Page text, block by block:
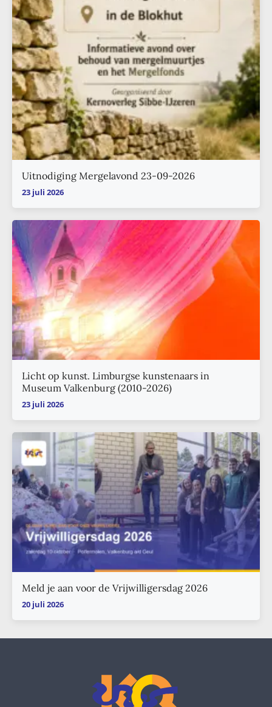
Uitnodiging Mergelavond 23-09-2026
23 juli 2026
Licht op kunst. Limburgse kunstenaars in
Museum Valkenburg (2010-2026)
23 juli 2026
Meld je aan voor de Vrijwilligersdag 2026
20 juli 2026